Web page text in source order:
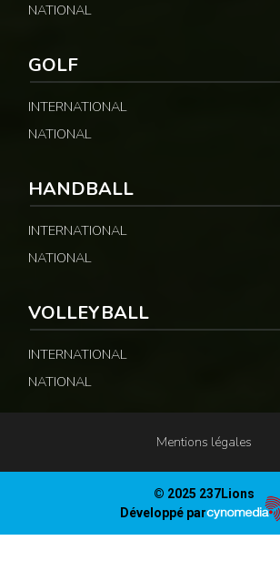
NATIONAL
GOLF
INTERNATIONAL
NATIONAL
HANDBALL
INTERNATIONAL
NATIONAL
VOLLEYBALL
INTERNATIONAL
NATIONAL
Mentions légales
© 2025 237Lions
Développé par